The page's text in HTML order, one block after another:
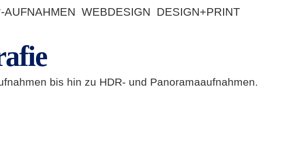
AUFNAHMEN WEBDESIGN DESIGN+PRINT
bis hin zu HDR- und Panoramaaufnahmen.